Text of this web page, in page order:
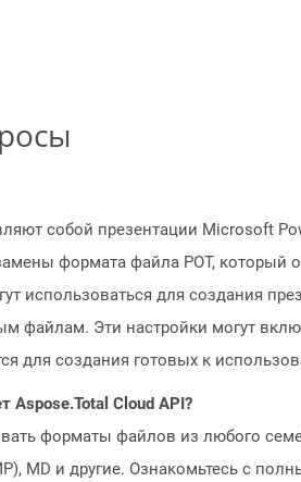
собой презентации Microsoft
формата файла POT, который
использоваться для создания
файлам. Эти настройки могут
для создания готовых к
Cloud API?
форматы файлов из любого
MD и другие. Ознакомьтесь с